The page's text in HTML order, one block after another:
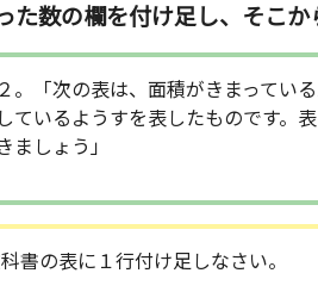
た数の欄を付け足し、そこか
。「次の表は、面積がきまってい
ているようすを表したものです。
ましょう」
書の表に１行付け足しなさい。